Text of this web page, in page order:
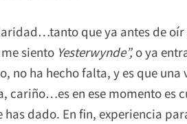
que ya antes de
siento Yesterwynde”, o ya
ha hecho falta, y es que una
cariño…es en ese momento es
dado. En fin, experiencia